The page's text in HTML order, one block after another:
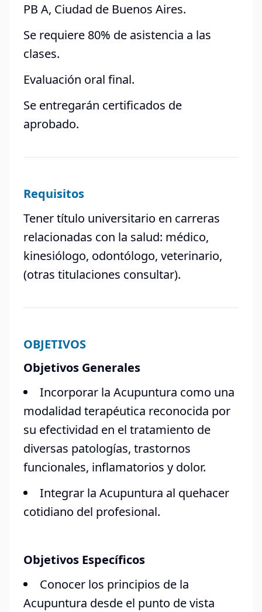
PB A, Ciudad de Buenos Aires.
Se requiere 80% de asistencia a las
clases.
Evaluación oral final.
Se entregarán certificados de
aprobado.
Requisitos
Tener título universitario en carreras
relacionadas con la salud: médico,
kinesiólogo, odontólogo, veterinario,
(otras titulaciones consultar).
OBJETIVOS
Objetivos Generales
Incorporar la Acupuntura como una
modalidad terapéutica reconocida por
su efectividad en el tratamiento de
diversas patologías, trastornos
funcionales, inflamatorios y dolor.
Integrar la Acupuntura al quehacer
cotidiano del profesional.
Objetivos Específicos
Conocer los principios de la
Acupuntura desde el punto de vista